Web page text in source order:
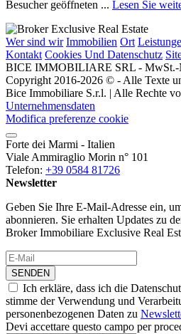
Besucher geöffneten ... Lesen Sie
Wer sind wir Immobilien Ort
Kontakt Cookies Und Datenschutz
BICE IMMOBILIARE SRL - MwSt.-
Copyright 2016-2026 © - Alle Texte
Bice Immobiliare S.r.l. | Alle Rechte
Unternehmensdaten
Modifica preferenze cookie
Forte dei Marmi - Italien
Viale Ammiraglio Morin n° 101
Telefon: +39 0584 81726
Newsletter
Geben Sie Ihre E-Mail-Adresse ein,
abonnieren. Sie erhalten Updates zu
Broker Immobiliare Exclusive Real
SENDEN
Ich erkläre, dass ich die
stimme der Verwendung und
personenbezogenen Daten zu
Devi accettare questo campo per